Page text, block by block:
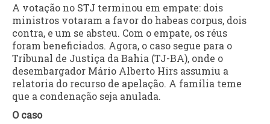
A votação no STJ terminou em empate: dois
ministros votaram a favor do habeas corpus, dois
contra, e um se absteu. Com o empate, os réus
foram beneficiados. Agora, o caso segue para o
Tribunal de Justiça da Bahia (TJ-BA), onde o
desembargador Mário Alberto Hirs assumiu a
relatoria do recurso de apelação. A família teme
que a condenação seja anulada.
O caso